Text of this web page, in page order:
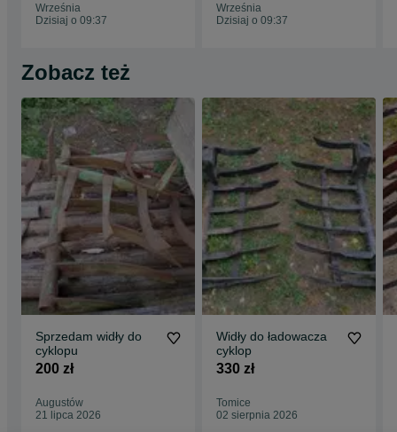
Września
Dzisiaj o 09:37
Września
Dzisiaj o 09:37
Zobacz też
Sprzedam widły do
cyklopu
200 zł
Augustów
21 lipca 2026
Widły do ładowacza
cyklop
330 zł
Tomice
02 sierpnia 2026